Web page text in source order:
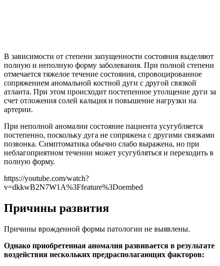
В зависимости от степени запущенности состояния выделяют
полную и неполную форму заболевания. При полной степени
отмечается тяжелое течение состояния, спровоцированное
сопряжением аномальной костной дуги с другой связкой
атланта. При этом происходит постепенное утолщение дуги за
счет отложения солей кальция и повышение нагрузки на
артерии.
При неполной аномалии состояние пациента усугубляется
постепенно, поскольку дуга не сопряжена с другими связками
позвонка. Симптоматика обычно слабо выражена, но при
неблагоприятном течении может усугубляться и переходить в
полную форму.
https://youtube.com/watch?
v=dkkwB2N7W1A%3Ffeature%3Doembed
Причины развития
Причины врожденной формы патологии не выявлены.
Однако приобретенная аномалия развивается в результате
воздействия нескольких предрасполагающих факторов: